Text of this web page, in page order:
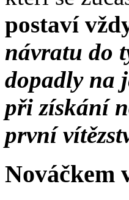
postaví
návratu do
dopadly na
při získání
první
Nováčkem